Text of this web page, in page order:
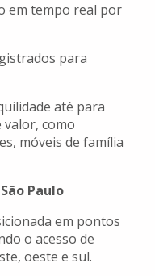
em tempo real por
para
até para
como
móveis de família
Paulo
em pontos
o acesso de
oeste e sul.